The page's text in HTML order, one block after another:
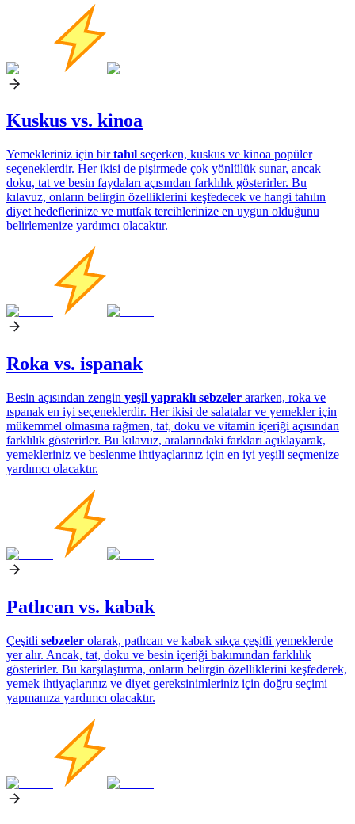
Kuskus vs. kinoa
Yemekleriniz için birtahıl seçerken, kuskus ve kinoa popüler
seçeneklerdir. Her ikisi de pişirmede çok yönlülük sunar, ancak
doku, tat ve besin faydaları açısından farklılık gösterirler. Bu
kılavuz, onların belirgin özelliklerini keşfedecek ve hangi tahılın
diyet hedeflerinize ve mutfak tercihlerinize en uygun olduğunu
belirlemenize yardımcı olacaktır.
Roka vs. ispanak
Besin açısından zengin yeşil yapraklı sebzeler ararken, roka ve
ıspanak en iyi seçeneklerdir. Her ikisi de salatalar ve yemekler için
mükemmel olmasına rağmen, tat, doku ve vitamin içeriği açısından
farklılık gösterirler. Bu kılavuz, aralarındaki farkları açıklayarak,
yemekleriniz ve beslenme ihtiyaçlarınız için en iyi yeşili seçmenize
yardımcı olacaktır.
Patlıcan vs. kabak
Çeşitli sebzeler olarak, patlıcan ve kabak sıkça çeşitli yemeklerde
yer alır. Ancak, tat, doku ve besin içeriği bakımından farklılık
gösterirler. Bu karşılaştırma, onların belirgin özelliklerini keşfederek,
yemek ihtiyaçlarınız ve diyet gereksinimleriniz için doğru seçimi
yapmanıza yardımcı olacaktır.